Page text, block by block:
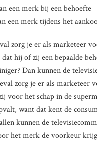
een merk bij een behoefte
een merk tijdens het
zorg je er als marketeer
hij of zij een bepaalde
Dan kunnen de
zorg je er als marketeer
voor het schap in de
want dat kent de
kunnen de
het merk de voorkeur